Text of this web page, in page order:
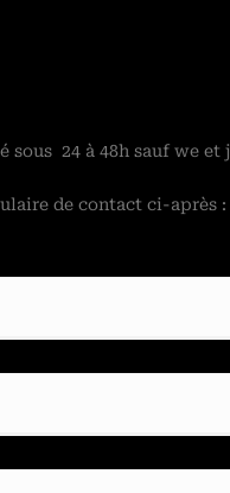
sous 24 à 48h sauf we et
de contact ci-après :